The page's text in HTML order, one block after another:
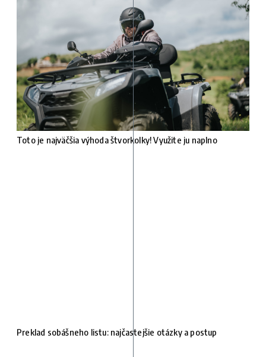
Toto je najväčšia výhoda štvorkolky! Využite ju naplno
Preklad sobášneho listu: najčastejšie otázky a postup